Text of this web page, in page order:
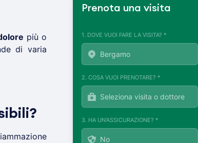
più o
di varia
Prenota una visita
1. DOVE VUOI FARE LA VISITA? *
2. COSA VUOI PRENOTARE? *
3. HA UN'ASSICURAZIONE? *